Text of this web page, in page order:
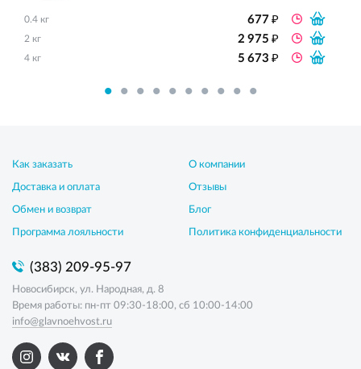
0.4 кг 677₽
2 кг 2 975₽
4 кг 5 673₽
Как заказать
Доставка и оплата
Обмен и возврат
Программа лояльности
О компании
Отзывы
Блог
Политика конфиденциальности
(383) 209-95-97
Новосибирск, ул. Народная, д. 8
Время работы: пн-пт 09:30-18:00, сб 10:00-14:00
info@glavnoehvost.ru